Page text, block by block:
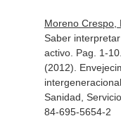
Moreno Crespo,
Saber
activo. Pag. 1-10.
(2012).
intergeneracional
Sanidad,
84-695-5654-2